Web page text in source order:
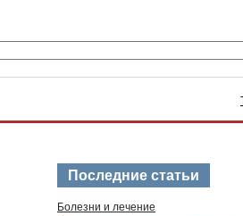
Последние статьи
Болезни и лечение